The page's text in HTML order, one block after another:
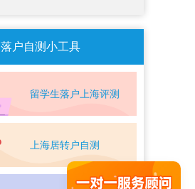
落户自测小工具
留学生落户上海评测
上海居转户自测